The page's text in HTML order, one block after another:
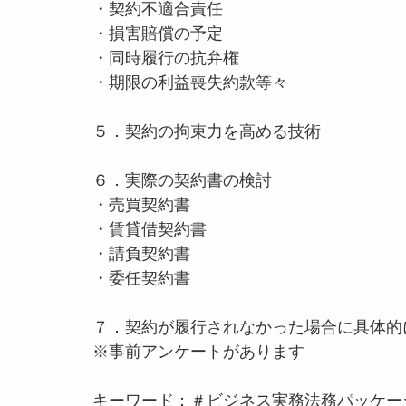
・契約不適合責任
・損害賠償の予定
・同時履行の抗弁権
・期限の利益喪失約款等々
５．契約の拘束力を高める技術
６．実際の契約書の検討
・売買契約書
・賃貸借契約書
・請負契約書
・委任契約書
７．契約が履行されなかった場合に具体
※事前アンケートがあります
キーワード：＃ビジネス実務法務パッケー